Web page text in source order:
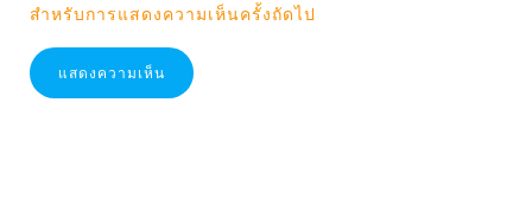
สำหรับการแสดงความเห็นครั้งถัดไป